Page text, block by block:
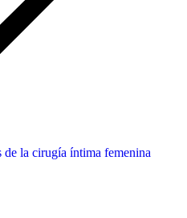
de la cirugía íntima femenina